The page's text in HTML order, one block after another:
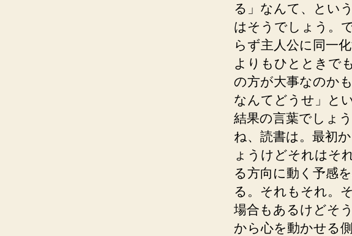
る」なんて、とい
はそうでしょう。
らず主人公に同一
よりもひとときで
の方が大事なのか
なんてどうせ」と
結果の言葉でしょ
ね、読書は。最初
ょうけどそれはそ
る方向に動く予感
る。それもそれ。
場合もあるけどそ
から心を動かせる